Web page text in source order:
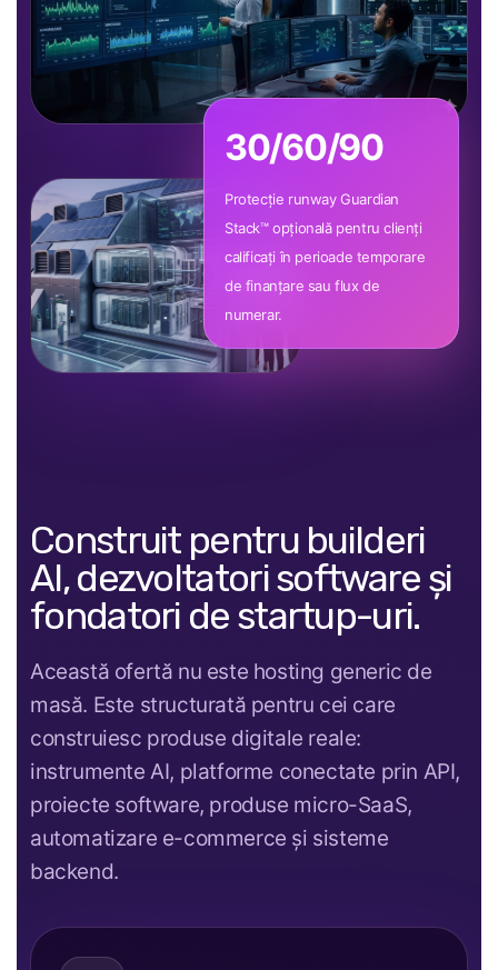
30/60/90
Protecție runway Guardian
Stack™ opțională pentru clienți
calificați în perioade temporare
de finanțare sau flux de
numerar.
Construit pentru builderi
AI, dezvoltatori software și
fondatori de startup-uri.
Această ofertă nu este hosting generic de
masă. Este structurată pentru cei care
construiesc produse digitale reale:
instrumente AI, platforme conectate prin API,
proiecte software, produse micro-SaaS,
automatizare e-commerce și sisteme
backend.